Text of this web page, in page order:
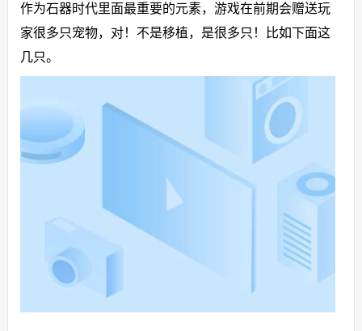
作为石器时代里面最重要的元素，游戏在前期会赠送玩
家很多只宠物，对！不是移植，是很多只！比如下面这
几只。